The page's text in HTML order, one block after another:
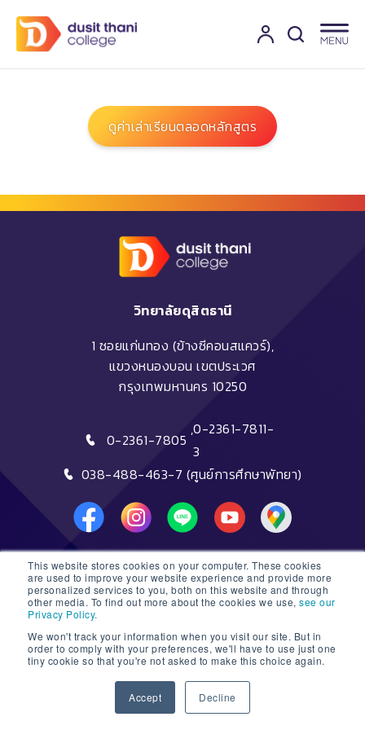
This website stores cookies on your computer. These cookies
are used to improve your website experience and provide more
personalized services to you, both on this website and through
other media. To find out more about the cookies we use, see our
Privacy Policy.
We won't track your information when you visit our site. But in
order to comply with your preferences, we'll have to use just one
tiny cookie so that you're not asked to make this choice again.
Accept Decline
ดูค่าเล่าเรียนตลอดหลักสูตร
วิทยาลัยดุสิตธานี
1 ซอยแก่นทอง (ข้างซีคอนสแควร์),
แขวงหนองบอน เขตประเวศ
กรุงเทพมหานคร 10250
0-2361-7805
,0-2361-7811-
3
038-488-463-7 (ศูนย์การศึกษาพัทยา)
DTC HOTLINE
FAQs
ติดต่อฝ่ายรับสมัครหลักสูตรระยะสั้น
ติดต่อฝ่ายรับสมัครหลักสูตรปริญญา
© 2026 Dusit Thani College |